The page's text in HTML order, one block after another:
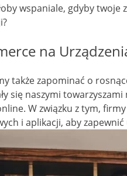
wspaniale, gdyby
na
także zapominać o
się naszymi
W związku z tym,
i aplikacji, aby